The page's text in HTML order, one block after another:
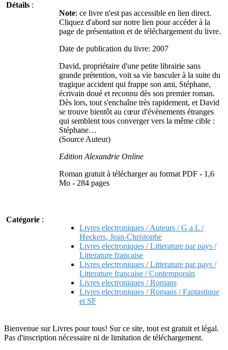
Détails :
Note: ce livre n'est pas accessible en lien direct.
Cliquez d'abord sur notre lien pour accéder à la
page de présentation et de téléchargement du livre.
Date de publication du livre: 2007
David, propriétaire d'une petite librairie sans
grande prétention, voit sa vie basculer à la suite du
tragique accident qui frappe son ami, Stéphane,
écrivain doué et reconnu dès son premier roman.
Dès lors, tout s'enchaîne très rapidement, et David
se trouve bientôt au cœur d'évènements étranges
qui semblent tous converger vers la même cible :
Stéphane…
(Source Auteur)
Edition Alexandrie Online
Roman gratuit à télécharger au format PDF - 1,6
Mo - 284 pages
Catégorie :
Livres electroniques / Auteurs / G a L /
Heckers, Jean-Christophe
Livres electroniques / Litterature par pays /
Litterature francaise
Livres electroniques / Litterature par pays /
Litterature francaise / Contemporain
Livres electroniques / Romans
Livres electroniques / Romans / Fantastique
et SF
Bienvenue sur Livres pour tous! Sur ce site, tout est gratuit et légal.
Pas d'inscription nécessaire ni de limitation de téléchargement.